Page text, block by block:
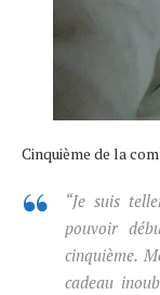
Cinquième de la
“Je suis
pouvoir
cinquième.
cadeau